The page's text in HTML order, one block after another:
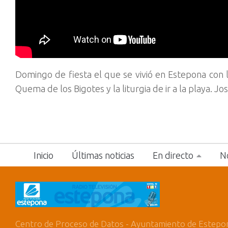
Domingo de fiesta el que se vivió en Estepona
Quema de los Bigotes y la liturgia de ir a la playa.
Inicio Últimas noticias En directo
Centro de Proceso de Datos - Ayuntamiento de